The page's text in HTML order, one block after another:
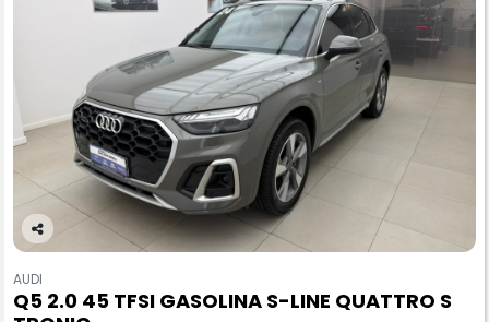
Co
pa
rtil
AUDI
Q5 2.0 45 TFSI GASOLINA S-LINE QUATTRO S